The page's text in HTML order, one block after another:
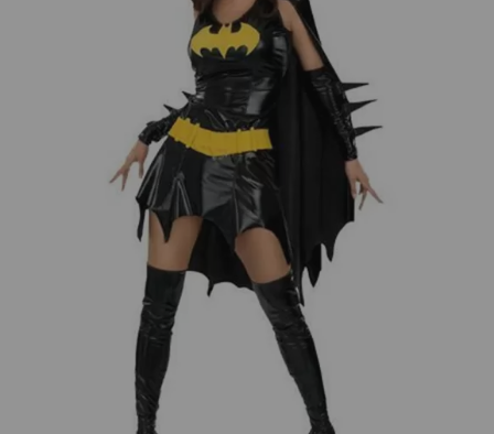
¡Adelante! Te estabamos esperando.
CREAR CUENTA